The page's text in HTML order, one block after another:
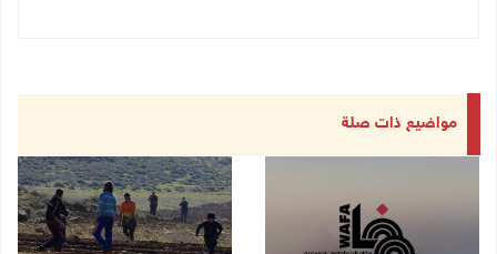
مواضيع ذات صلة